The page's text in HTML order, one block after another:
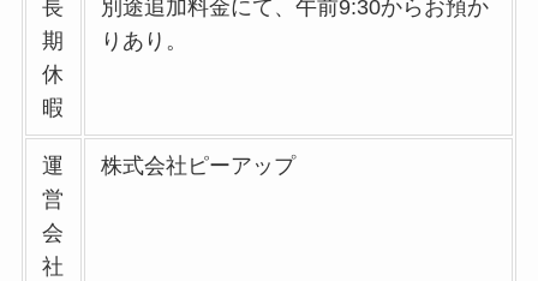
長
期
休
暇
別途追加料金にて、午前9:30からお預か
りあり。
運
営
会
社
株式会社ピーアップ